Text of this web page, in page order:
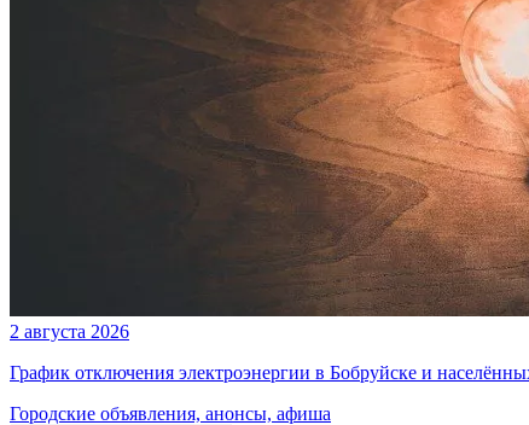
2 августа 2026
График отключения электроэнергии в Бобруйске и
Городские объявления, анонсы, афиша